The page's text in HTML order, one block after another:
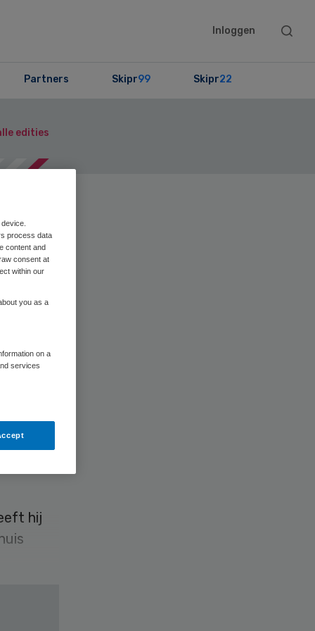
Inloggen
Search
Partners Skipr99 Skipr22
edities
hij
process data
content and
consent at
within our
you as a
on a
services